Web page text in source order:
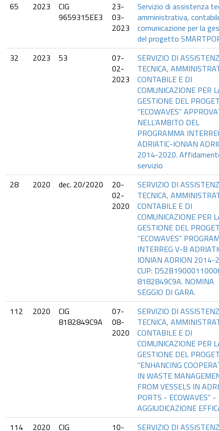
65
2023
CIG
9659315EE3
23-
03-
2023
Servizio di assistenza
amministrativa,
comunicazione per la
del progetto
32
2023 53
07-
02-
2023
SERVIZIO DI
TECNICA,
CONTABILE E DI
COMUNICAZIONE PER
GESTIONE DEL
“ECOWAVES”
NELL’AMBITO DEL
PROGRAMMA
ADRIATIC-IONIAN
2014-2020.
servizio
28
2020 dec. 20/2020
20-
02-
2020
SERVIZIO DI
TECNICA,
CONTABILE E DI
COMUNICAZIONE PER
GESTIONE DEL
“ECOWAVES”
INTERREG V-B
IONIAN ADRION 2014-
CUP:
8182849C9A. NOMINA
SEGGIO DI GARA.
112
2020
CIG
8182849C9A
07-
08-
2020
SERVIZIO DI
TECNICA,
CONTABILE E DI
COMUNICAZIONE PER
GESTIONE DEL
“ENHANCING
IN WASTE
FROM VESSELS IN
PORTS - ECOWAVES” -
AGGIUDICAZIONE
114
2020 CIG 10- SERVIZIO DI